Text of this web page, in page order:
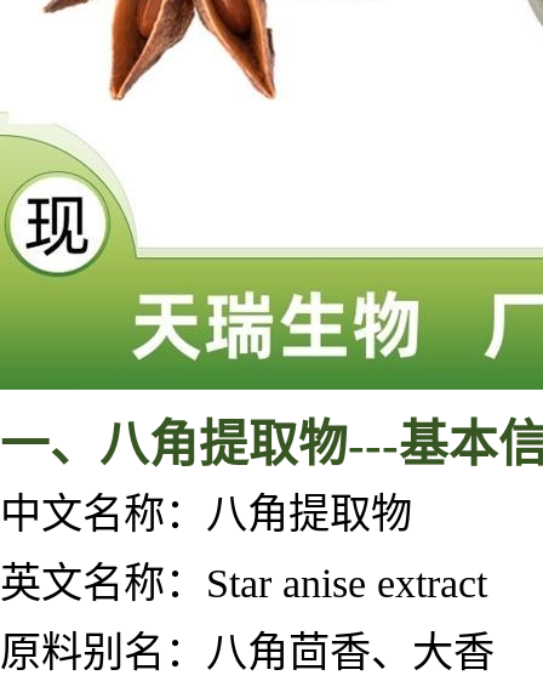
一、 八角提取物---基本
中文名称： 八角提取物
英文名称：Star anise extract
原料别名： 八角茴香、大香